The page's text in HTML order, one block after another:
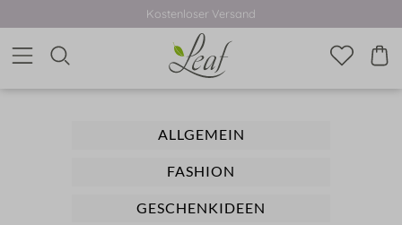
Kostenloser Versand
ALLGEMEIN
FASHION
GESCHENKIDEEN